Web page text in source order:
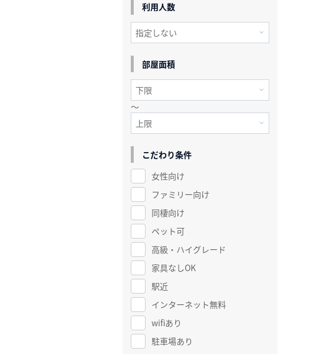
利用人数
部屋面積
～
こだわり条件
女性向け
ファミリー向け
同棲向け
ペット可
高級・ハイグレード
家具なしOK
駅近
インターネット無料
wifiあり
駐車場あり